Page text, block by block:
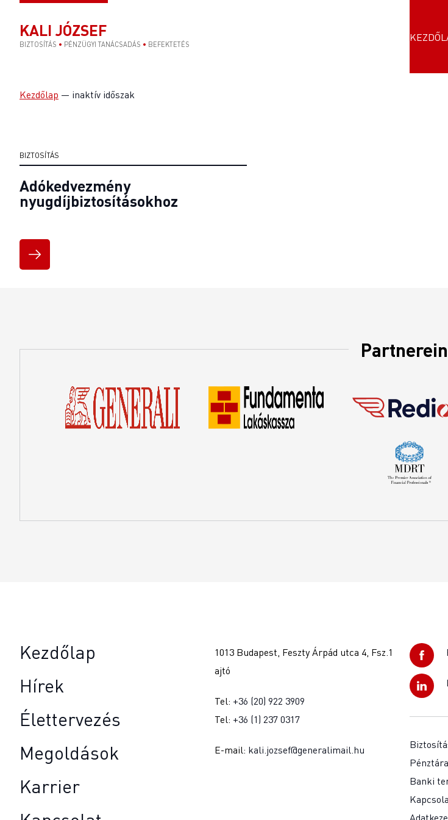
KALI JÓZSEF
BIZTOSÍTÁS • PÉNZÜGYI TANÁCSADÁS • BEFEKTETÉS
Kezdőlap — inaktív időszak
BIZTOSÍTÁS
Adókedvezmény
nyugdíjbiztosításokhoz
Kezdőlap
Hírek
Élettervezés
Megoldások
Karrier
1013 Budapest, Feszty Árpád utca 4, Fsz.1
ajtó
Tel: +36 (20) 922 3909
Tel: +36 (1) 237 0317
E-mail: kali.jozsef@generalimail.hu
Banki